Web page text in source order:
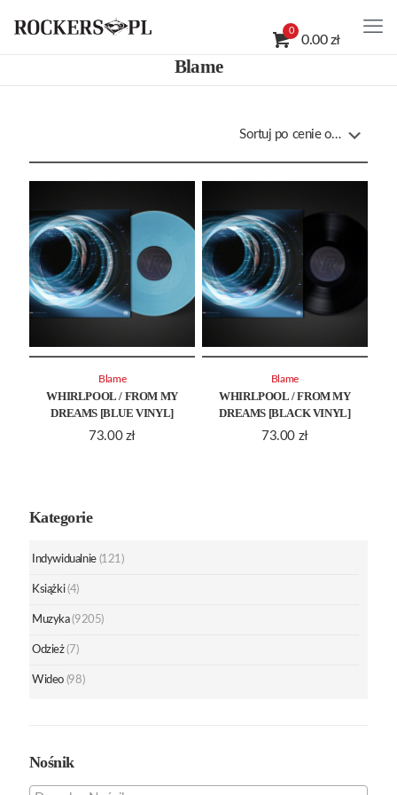
0
0.00 zł
Blame
WHIRLPOOL / FROM MY
DREAMS [BLUE VINYL]
73.00 zł
Blame
WHIRLPOOL / FROM MY
DREAMS [BLACK VINYL]
73.00 zł
Blame
Kategorie
Indywidualnie (121)
Książki (4)
Muzyka (9205)
Odzież (7)
Wideo (98)
Nośnik